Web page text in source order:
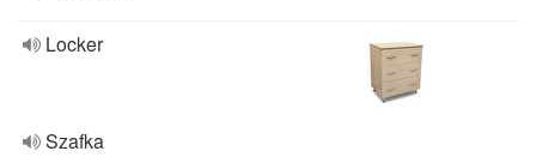
Locker
Szafka